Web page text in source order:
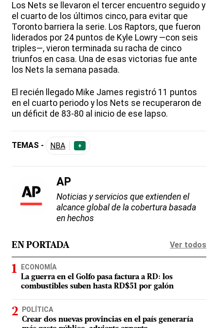
Los Nets se llevaron el tercer encuentro seguido y
el cuarto de los últimos cinco, para evitar que
Toronto barriera la serie. Los Raptors, que fueron
liderados por 24 puntos de Kyle Lowry —con seis
triples—, vieron terminada su racha de cinco
triunfos en casa. Una de esas victorias fue ante
los Nets la semana pasada.
El recién llegado Mike James registró 11 puntos
en el cuarto periodo y los Nets se recuperaron de
un déficit de 83-80 al inicio de ese lapso.
TEMAS - NBA +
AP
Noticias y servicios que extienden el
alcance global de la cobertura basada
en hechos
EN PORTADA Ver todos
ECONOMÍA
La guerra en el Golfo pasa factura a RD: los
combustibles suben hasta RD$51 por galón
POLÍTICA
Crear dos nuevas provincias en el país generaría